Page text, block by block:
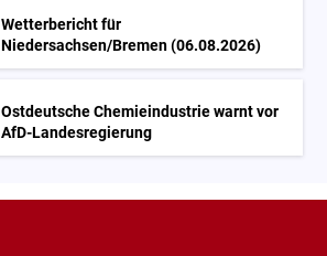
Wetterbericht für
Niedersachsen/Bremen (06.08.2026)
Ostdeutsche Chemieindustrie warnt vor
AfD-Landesregierung